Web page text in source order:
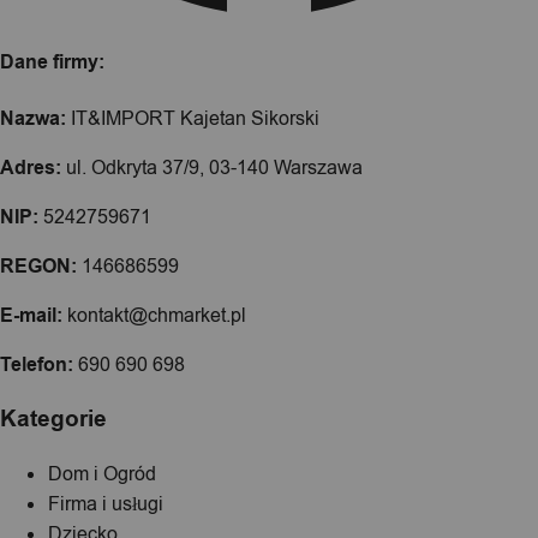
Dane firmy:
Nazwa: IT&IMPORT Kajetan Sikorski
Adres: ul. Odkryta 37/9, 03-140 Warszawa
NIP: 5242759671
REGON: 146686599
E-mail: kontakt@chmarket.pl
Telefon: 690 690 698
Kategorie
Dom i Ogród
Firma i usługi